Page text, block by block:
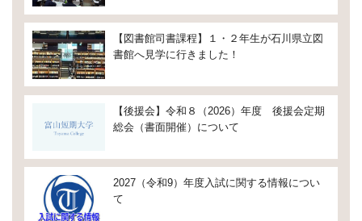
【図書館司書課程】１・２年生が石川県立図
書館へ見学に行きました！
【後援会】令和８（2026）年度 後援会定期
総会（書面開催）について
2027（令和9）年度入試に関する情報につい
て